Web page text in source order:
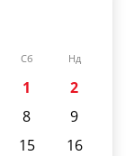
Сб Нд
1
2
8
9
15
16